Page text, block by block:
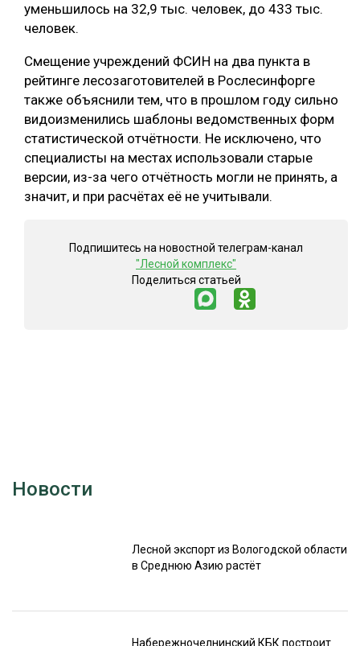
уменьшилось на 32,9 тыс. человек, до 433 тыс.
человек.
Смещение учреждений ФСИН на два пункта в
рейтинге лесозаготовителей в Рослесинфорге
также объяснили тем, что в прошлом году сильно
видоизменились шаблоны ведомственных форм
статистической отчётности. Не исключено, что
специалисты на местах использовали старые
версии, из-за чего отчётность могли не принять, а
значит, и при расчётах её не учитывали.
Подпишитесь на новостной телеграм-канал
"Лесной комплекс"
Поделиться статьей
Новости
Лесной экспорт из Вологодской области
в Среднюю Азию растёт
Набережночелнинский КБК построит